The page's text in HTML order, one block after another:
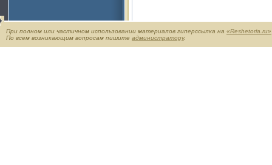
При полном или частичном использовании материалов гиперссылка на «Reshetoria.ru»
По всем возникающим вопросам пишите администратору.